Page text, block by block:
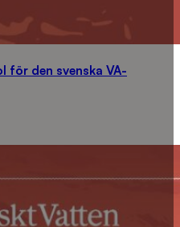
för den svenska VA-